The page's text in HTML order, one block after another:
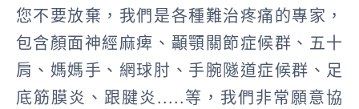
您不要放棄，我們是各種難治疼痛的專家，
包含顏面神經麻痺、顳顎關節症候群、五十
肩、媽媽手、網球肘、手腕隧道症候群、足
底筋膜炎、跟腱炎.....等，我們非常願意協